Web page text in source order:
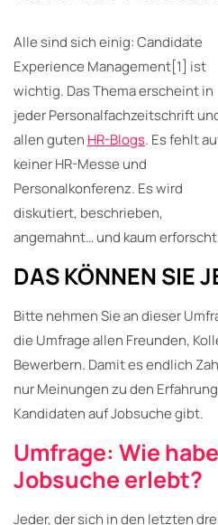
Alle sind sich einig: Candidate
Experience Management[1] ist
wichtig. Das Thema erscheint in
jeder Personalfachzeitschrift
allen guten HR-Blogs. Es fehlt
keiner HR-Messe und
Personalkonferenz. Es wird
diskutiert, beschrieben,
angemahnt… und kaum
DAS KÖNNEN SIE
Bitte nehmen Sie an dieser
die Umfrage allen Freunden,
Bewerbern. Damit es endlich
nur Meinungen zu den
Kandidaten auf Jobsuche gibt.
Umfrage: Wie
Jobsuche erlebt?
Jeder, der sich in den letzten